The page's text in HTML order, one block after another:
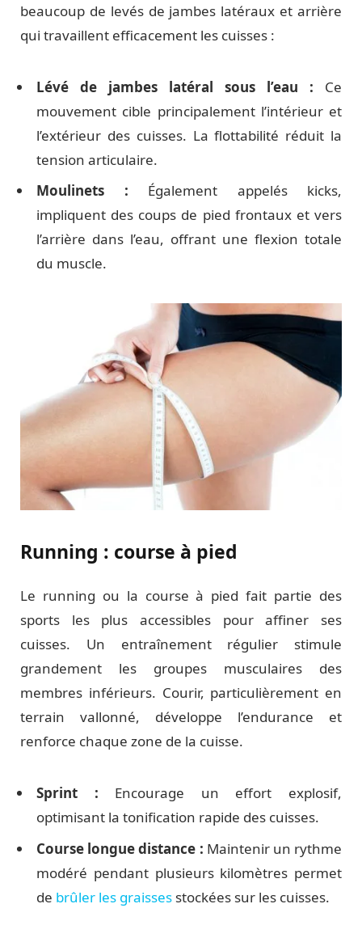
beaucoup de levés de jambes latéraux et arrière
qui travaillent efficacement les cuisses :
Lévé de jambes latéral sous l’eau : Ce
mouvement cible principalement l’intérieur et
l’extérieur des cuisses. La flottabilité réduit la
tension articulaire.
Moulinets : Également appelés kicks,
impliquent des coups de pied frontaux et vers
l’arrière dans l’eau, offrant une flexion totale
du muscle.
Running : course à pied
Le running ou la course à pied fait partie des
sports les plus accessibles pour affiner ses
cuisses. Un entraînement régulier stimule
grandement les groupes musculaires des
membres inférieurs. Courir, particulièrement en
terrain vallonné, développe l’endurance et
renforce chaque zone de la cuisse.
Sprint : Encourage un effort explosif,
optimisant la tonification rapide des cuisses.
Course longue distance : Maintenir un rythme
modéré pendant plusieurs kilomètres permet
de brûler les graisses stockées sur les cuisses.